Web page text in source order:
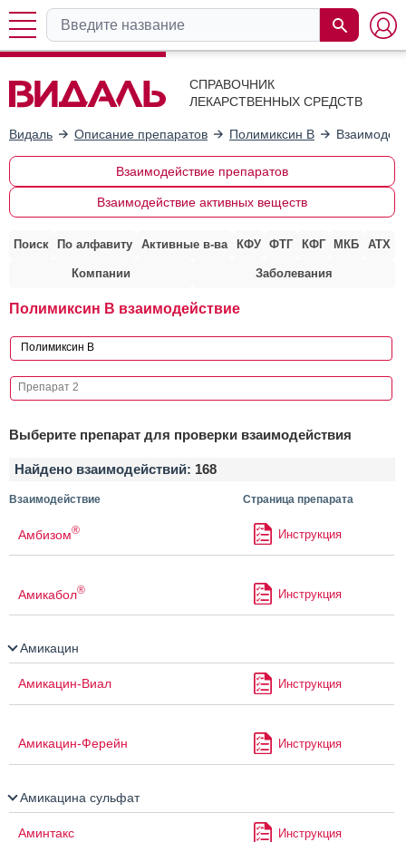
СПРАВОЧНИК
ЛЕКАРСТВЕННЫХ СРЕДСТВ
Видаль Описание препаратов Полимиксин В
Взаимодействие препаратов
Взаимодействие активных веществ
Поиск По алфавиту Активные в-ва КФУ ФТГ КФГ МКБ АТХ
Компании Заболевания
Полимиксин В взаимодействие
Выберите препарат для проверки взаимодействия
Найдено взаимодействий: 168
Взаимодействие Страница препарата
Амбизом® Инструкция
Амикабол® Инструкция
Амикацин
Амикацин-Виал Инструкция
Амикацин-Ферейн Инструкция
Амикацина сульфат
Аминтакс Инструкция